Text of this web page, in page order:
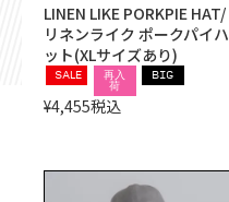
LINEN LIKE PORKPIE HAT/
リネンライク ポークパイハ
ット(XLサイズあり)
SALE 再入
荷
BIG
¥4,455税込